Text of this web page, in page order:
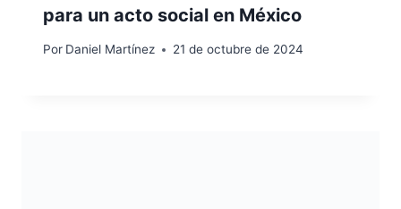
para un acto social en México
Por Daniel Martínez 21 de octubre de 2024